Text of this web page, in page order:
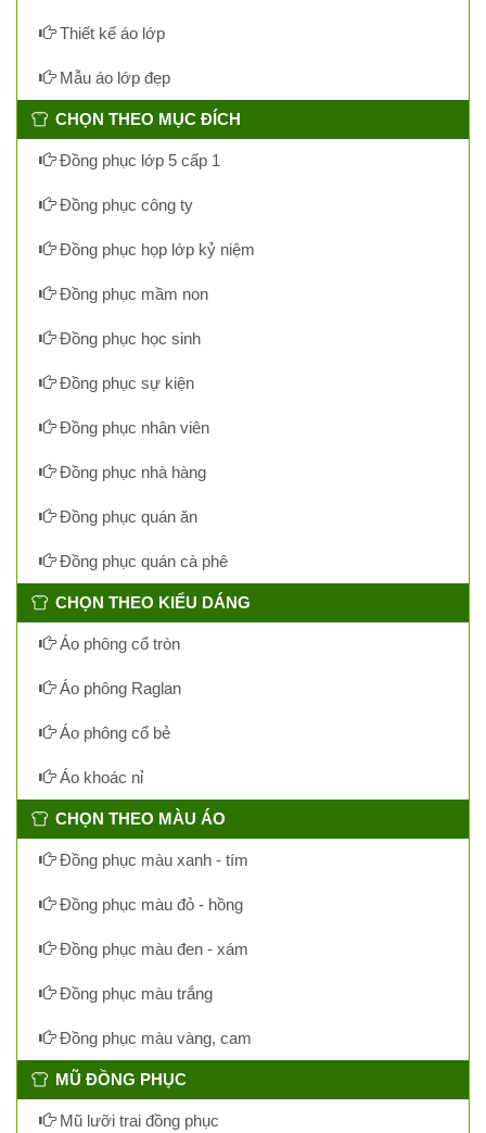
Thiết kế áo lớp
Mẫu áo lớp đẹp
CHỌN THEO MỤC ĐÍCH
Đồng phục lớp 5 cấp 1
Đồng phục công ty
Đồng phục họp lớp kỷ niệm
Đồng phục mầm non
Đồng phục học sinh
Đồng phục sự kiện
Đồng phục nhân viên
Đồng phục nhà hàng
Đồng phục quán ăn
Đồng phục quán cà phê
CHỌN THEO KIỂU DÁNG
Áo phông cổ tròn
Áo phông Raglan
Áo phông cổ bẻ
Áo khoác nỉ
CHỌN THEO MÀU ÁO
Đồng phục màu xanh - tím
Đồng phục màu đỏ - hồng
Đồng phục màu đen - xám
Đồng phục màu trắng
Đồng phục màu vàng, cam
MŨ ĐỒNG PHỤC
Mũ lưỡi trai đồng phục